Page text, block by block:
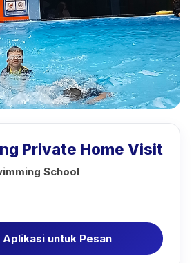
Private Home Visit
School
Aplikasi untuk Pesan